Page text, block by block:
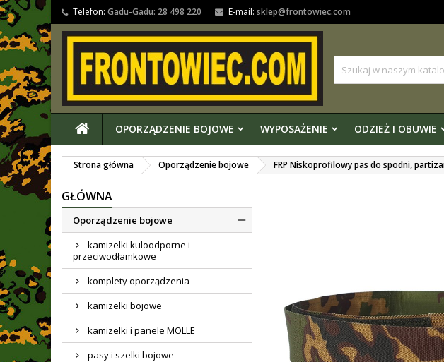
Telefon: Gadu-Gadu: 28 498 220 E-mail: sklep@frontowiec.com
OPORZĄDZENIE BOJOWE WYPOSAŻENIE ODZIEŻ I OBUWIE
Strona główna Oporządzenie bojowe FRP Niskoprofilowy pas do spodni,
GŁÓWNA
Oporządzenie bojowe
kamizelki kuloodporne i
przeciwodłamkowe
komplety oporządzenia
kamizelki bojowe
kamizelki i panele MOLLE
pasy i szelki bojowe